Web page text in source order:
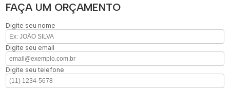
FAÇA UM ORÇAMENTO
Digite seu nome
Digite seu email
Digite seu telefone